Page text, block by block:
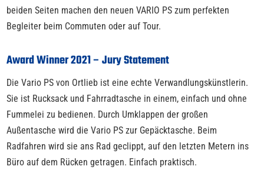
beiden Seiten machen den neuen VARIO PS zum perfekten
Begleiter beim Commuten oder auf Tour.
Award Winner 2021 – Jury Statement
Die Vario PS von Ortlieb ist eine echte Verwandlungskünstlerin.
Sie ist Rucksack und Fahrradtasche in einem, einfach und ohne
Fummelei zu bedienen. Durch Umklappen der großen
Außentasche wird die Vario PS zur Gepäcktasche. Beim
Radfahren wird sie ans Rad geclippt, auf den letzten Metern ins
Büro auf dem Rücken getragen. Einfach praktisch.